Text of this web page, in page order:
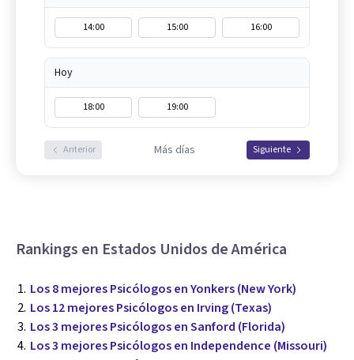
14:00 15:00 16:00
Hoy
18:00 19:00
Anterior Más días Siguiente
Rankings en Estados Unidos de América
Los 8 mejores Psicólogos en Yonkers (New York)
Los 12 mejores Psicólogos en Irving (Texas)
Los 3 mejores Psicólogos en Sanford (Florida)
Los 3 mejores Psicólogos en Independence (Missouri)